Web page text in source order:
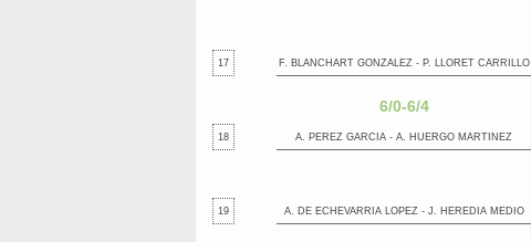
17 F. BLANCHART GONZALEZ - P. LLORET CARRILLO
6/0-6/4
18 A. PEREZ GARCIA - A. HUERGO MARTINEZ
19 A. DE ECHEVARRIA LOPEZ - J. HEREDIA MEDIO